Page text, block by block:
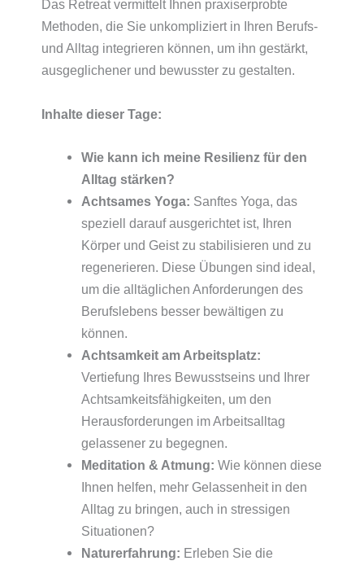
Das Retreat vermittelt Ihnen praxiserprobte
Methoden, die Sie unkompliziert in Ihren Berufs-
und Alltag integrieren können, um ihn gestärkt,
ausgeglichener und bewusster zu gestalten.
Inhalte dieser Tage:
Wie kann ich meine Resilienz für den
Alltag stärken?
Achtsames Yoga: Sanftes Yoga, das
speziell darauf ausgerichtet ist, Ihren
Körper und Geist zu stabilisieren und zu
regenerieren. Diese Übungen sind ideal,
um die alltäglichen Anforderungen des
Berufslebens besser bewältigen zu
können.
Achtsamkeit am Arbeitsplatz:
Vertiefung Ihres Bewusstseins und Ihrer
Achtsamkeitsfähigkeiten, um den
Herausforderungen im Arbeitsalltag
gelassener zu begegnen.
Meditation & Atmung: Wie können diese
Ihnen helfen, mehr Gelassenheit in den
Alltag zu bringen, auch in stressigen
Situationen?
Naturerfahrung: Erleben Sie die